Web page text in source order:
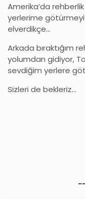
Amerika’da
yerlerime
elverdikçe…
Arkada bıraktığım
yolumdan gidiyor,
sevdiğim yerlere
Sizleri de bekleriz…